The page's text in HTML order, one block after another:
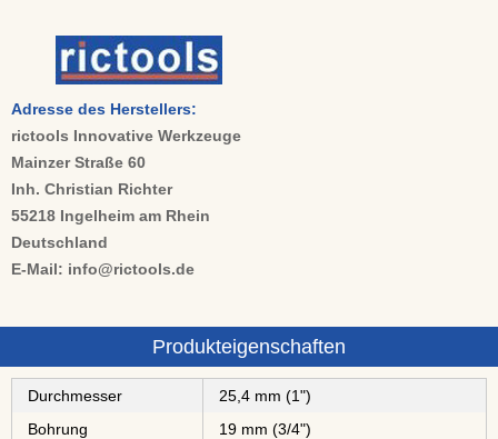
Adresse des Herstellers:
rictools Innovative Werkzeuge
Mainzer Straße 60
Inh. Christian Richter
55218 Ingelheim am Rhein
Deutschland
E-Mail: info@rictools.de
Produkteigenschaften
Durchmesser
25,4 mm (1")
Bohrung
19 mm (3/4")